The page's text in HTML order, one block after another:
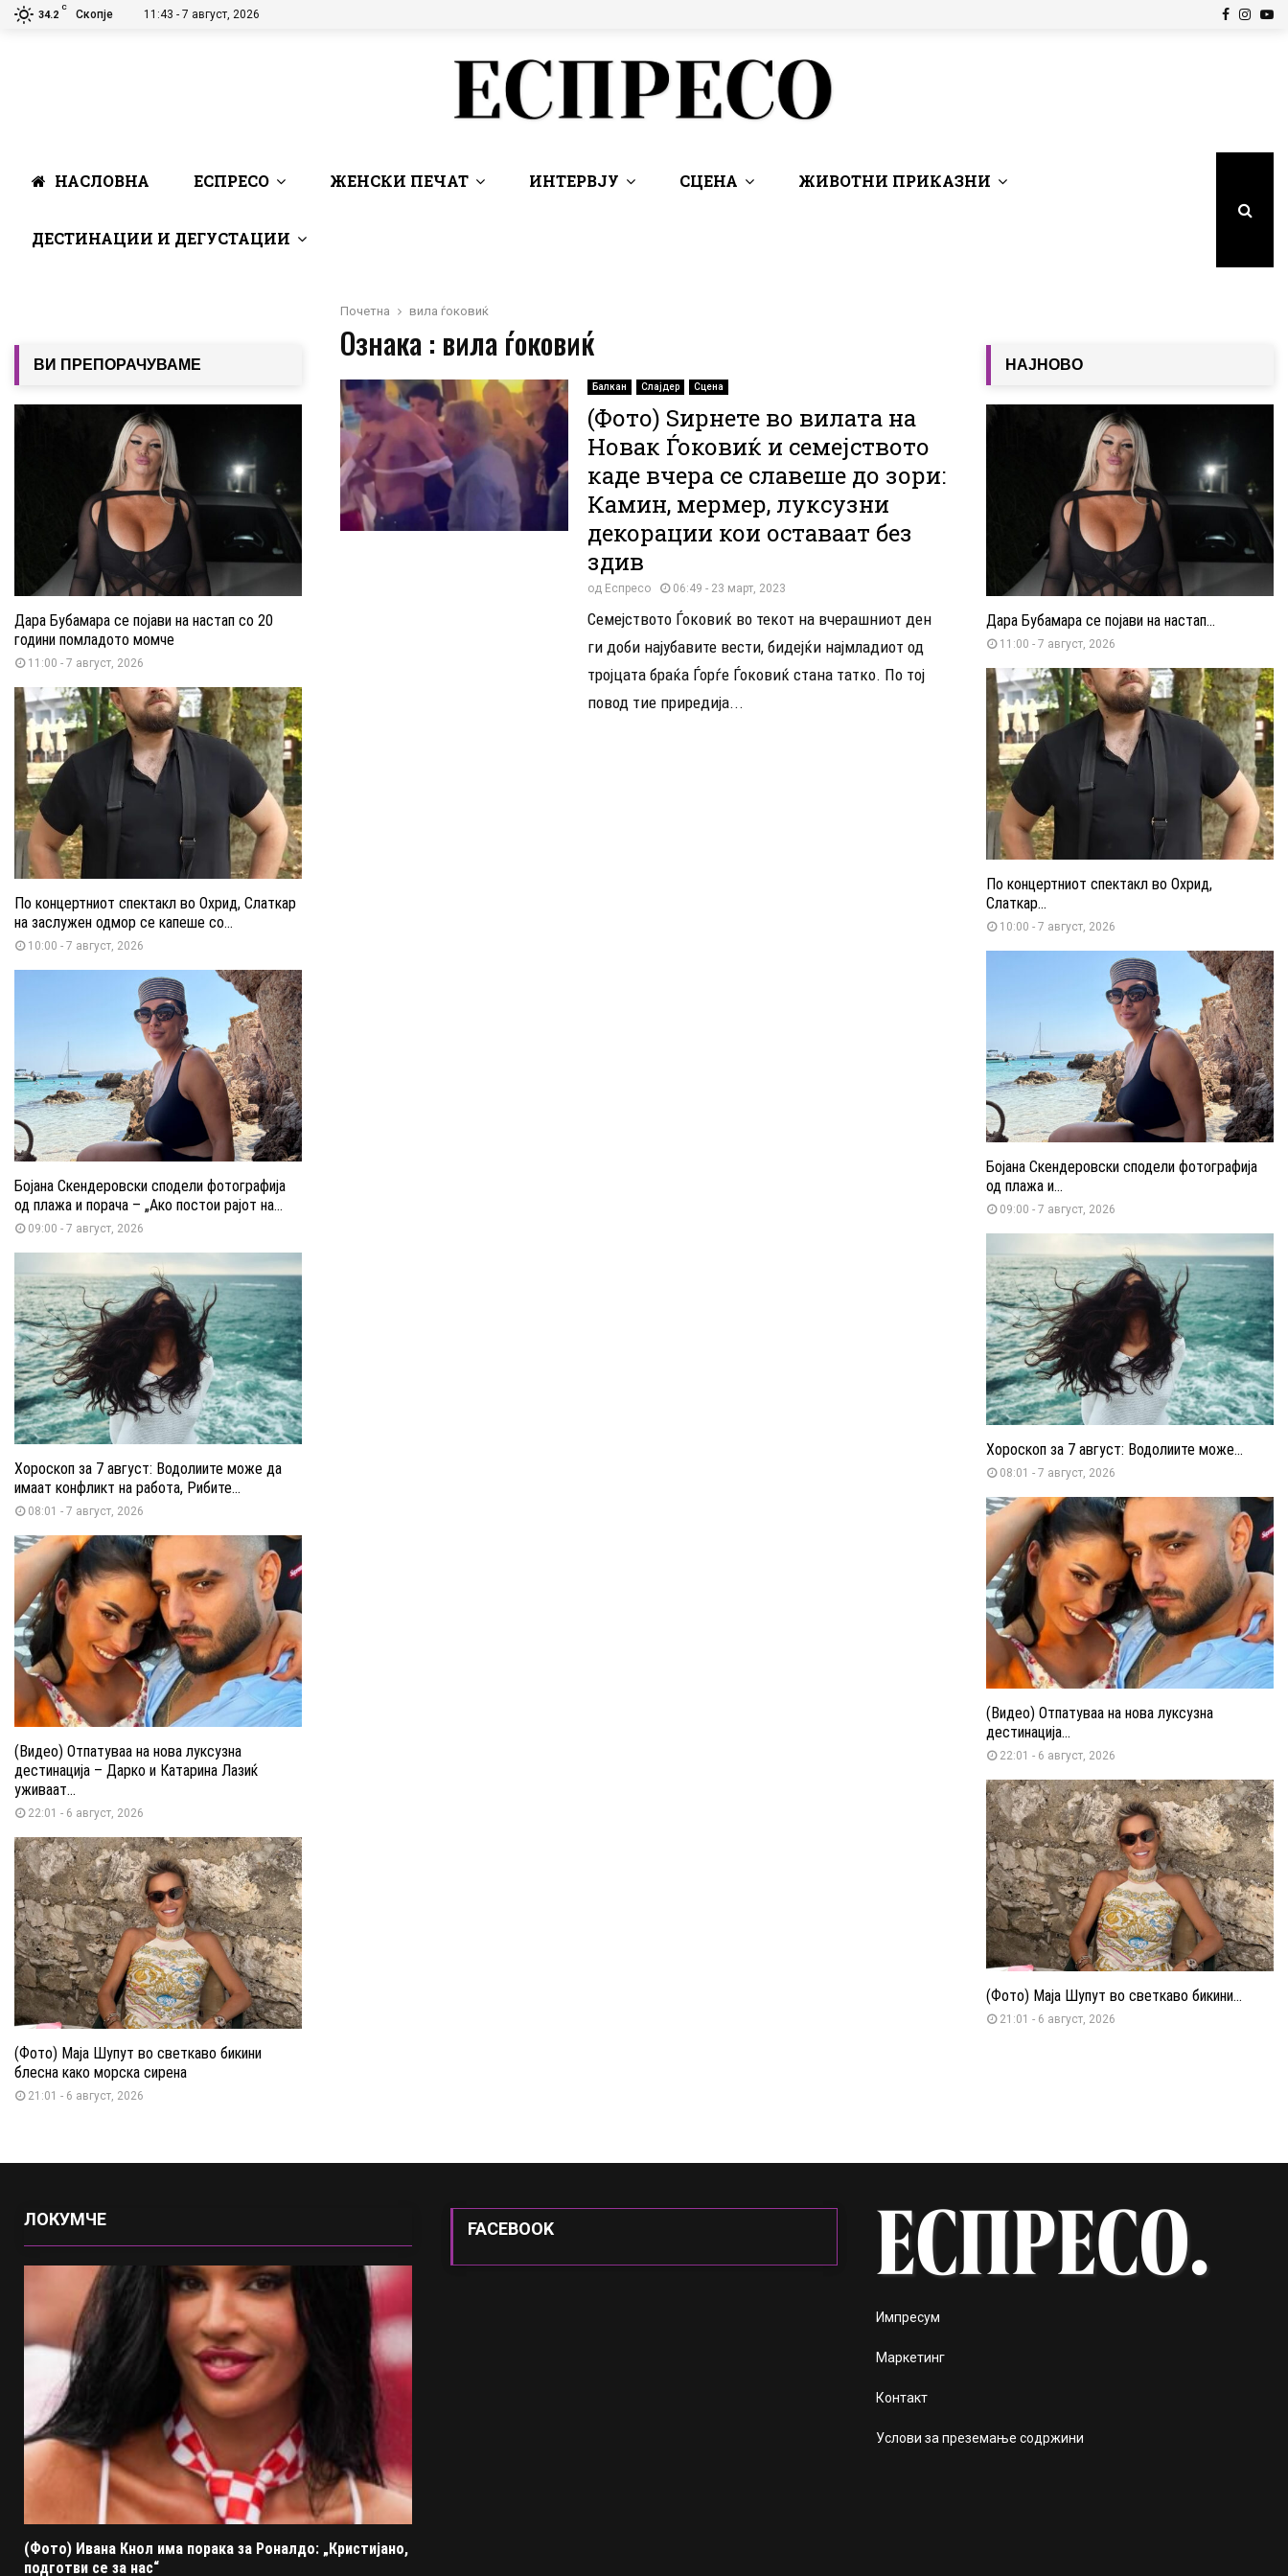
34.2
C
Скопје 11:43 - 7 август, 2026 Facebook
НАСЛОВНА ЕСПРЕСО ЖЕНСКИ ПЕЧАТ ИНТЕРВЈУ СЦЕНА ЖИВОТНИ ПРИКАЗНИ
ДЕСТИНАЦИИ И ДЕГУСТАЦИИ
Почетна вила ѓоковиќ
Ознака : вила ѓоковиќ
Балкан Слајдер Сцена
(Фото) Ѕирнете во вилата на
Новак Ѓоковиќ и семејството
каде вчера се славеше до зори:
Камин, мермер, луксузни
декорации кои оставаат без
здив
од Еспресо 06:49 - 23 март, 2023
Семејството Ѓоковиќ во текот на вчерашниот ден
ги доби најубавите вести, бидејќи најмладиот од
тројцата браќа Ѓорѓе Ѓоковиќ стана татко. По тој
повод тие приредија...
ВИ ПРЕПОРАЧУВАМЕ
Дара Бубамара се појави на настап со 20
години помладото момче
11:00 - 7 август, 2026
По концертниот спектакл во Охрид, Слаткар
на заслужен одмор се капеше со...
10:00 - 7 август, 2026
Бојана Скендеровски сподели фотографија
од плажа и порача – „Ако постои рајот на...
09:00 - 7 август, 2026
Хороскоп за 7 август: Водолиите може да
имаат конфликт на работа, Рибите...
08:01 - 7 август, 2026
(Видео) Отпатуваа на нова луксузна
дестинација – Дарко и Катарина Лазиќ
уживаат...
22:01 - 6 август, 2026
(Фото) Маја Шупут во светкаво бикини
блесна како морска сирена
21:01 - 6 август, 2026
НАЈНОВО
Дара Бубамара се појави на настап...
11:00 - 7 август, 2026
По концертниот спектакл во Охрид,
Слаткар...
10:00 - 7 август, 2026
Бојана Скендеровски сподели фотографија
од плажа и...
09:00 - 7 август, 2026
Хороскоп за 7 август: Водолиите може...
08:01 - 7 август, 2026
(Видео) Отпатуваа на нова луксузна
дестинација...
22:01 - 6 август, 2026
(Фото) Маја Шупут во светкаво бикини...
21:01 - 6 август, 2026
ЛОКУМЧЕ
(Фото) Ивана Кнол има порака за Роналдо: „Кристијано,
подготви се за нас“
FACEBOOK
Импресум
Маркетинг
Контакт
Услови за преземање содржини